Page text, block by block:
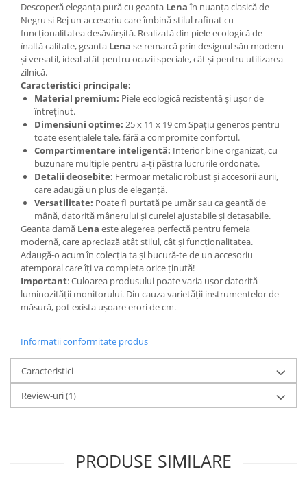
Descoperă eleganța pură cu geanta Lenaîn nuanța clasică de
Negru si Bej un accesoriu care îmbină stilul rafinat cu
funcționalitatea desăvârșită. Realizată din piele ecologică de
înaltă calitate, geanta Lena se remarcă prin designul său modern
și versatil, ideal atât pentru ocazii speciale, cât și pentru utilizarea
zilnică.
Caracteristici principale:
Material premium: Piele ecologică rezistentă și ușor de
întreținut.
Dimensiuni optime: 25 x 11 x 19 cm Spațiu generos pentru
toate esențialele tale, fără a compromite confortul.
Compartimentare inteligentă: Interior bine organizat, cu
buzunare multiple pentru a-ți păstra lucrurile ordonate.
Detalii deosebite: Fermoar metalic robust și accesorii aurii,
care adaugă un plus de eleganță.
Versatilitate: Poate fi purtată pe umăr sau ca geantă de
mână, datorită mânerului și curelei ajustabile și detașabile.
Geanta damă Lena este alegerea perfectă pentru femeia
modernă, care apreciază atât stilul, cât și funcționalitatea.
Adaugă-o acum în colecția ta și bucură-te de un accesoriu
atemporal care îți va completa orice ținută!
Important: Culoarea produsului poate varia ușor datorită
luminozității monitorului. Din cauza varietății instrumentelor de
măsură, pot exista ușoare erori de cm.
Informatii conformitate produs
Caracteristici
Review-uri(1)
PRODUSE SIMILARE